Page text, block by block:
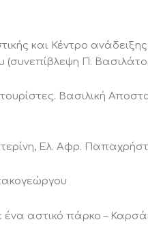
και Κέντρο
(συνεπίβλεψη Π.
Βασιλική
Ελ. Αφρ.
αστικό πάρκο –